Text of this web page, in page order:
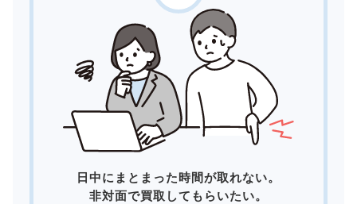
日中にまとまった時間が取れない。
非対面で買取してもらいたい。